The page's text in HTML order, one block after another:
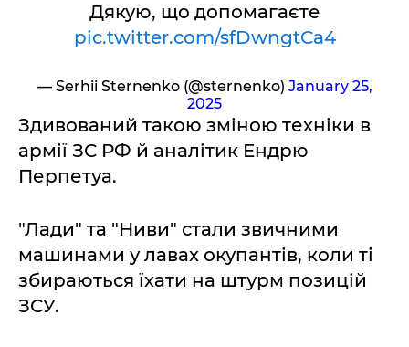
Дякую, що допомагаєте
pic.twitter.com/sfDwngtCa4
— Serhii Sternenko (@sternenko) January 25,
2025
Здивований такою зміною техніки в
армії ЗС РФ й аналітик Ендрю
Перпетуа.
"Лади" та "Ниви" стали звичними
машинами у лавах окупантів, коли ті
збираються їхати на штурм позицій
ЗСУ.